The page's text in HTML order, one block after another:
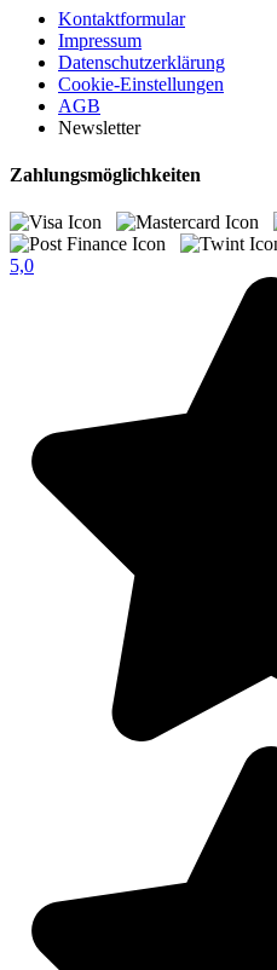
Kontaktformular
Impressum
Datenschutzerklärung
Cookie-Einstellungen
AGB
Newsletter
Zahlungsmöglichkeiten
5,0